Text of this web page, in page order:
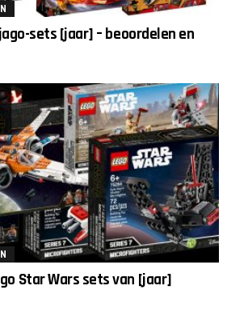
sets [jaar] – beoordelen en
Star Wars sets van [jaar]